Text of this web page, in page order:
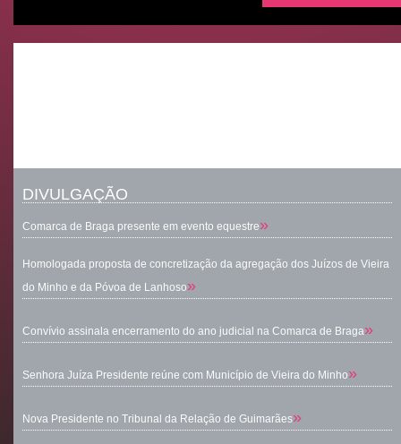
DIVULGAÇÃO
Comarca de Braga presente em evento equestre»
Homologada proposta de concretização da agregação dos Juízos de Vieira
do Minho e da Póvoa de Lanhoso»
Convívio assinala encerramento do ano judicial na Comarca de Braga»
Senhora Juíza Presidente reúne com Município de Vieira do Minho»
Nova Presidente no Tribunal da Relação de Guimarães»